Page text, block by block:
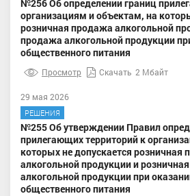
№256 Об определении границ
организациям и объектам, на
розничная продажа алкогольной
продажа алкогольной продукции
общественного питания
Просмотр Скачать 2 Мбайт
29 мая 2026
РЕШЕНИЯ
№255 Об утверждении Правил
прилегающих территорий к
которых не допускается розничная
алкогольной продукции и
алкогольной продукции при
общественного питания